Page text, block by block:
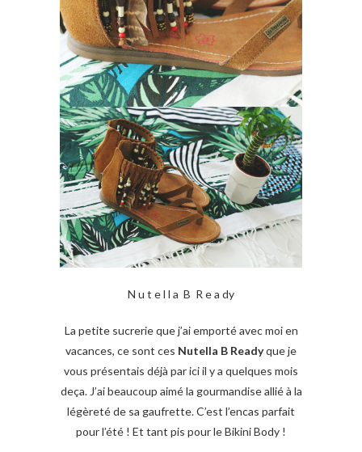
N u t e l l a B R e a dy
La petite sucrerie que j’ai emporté avec moi en
vacances, ce sont ces Nutella B Readyque je
vous présentais déjà par ici il y a quelques mois
deça. J’ai beaucoup aimé la gourmandise allié à la
légèreté de sa gaufrette. C’est l’encas parfait
pour l’été ! Et tant pis pour le Bikini Body !